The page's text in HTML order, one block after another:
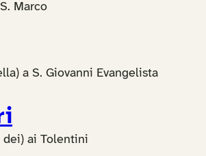
Marco
a S. Giovanni Evangelista
dei) ai Tolentini